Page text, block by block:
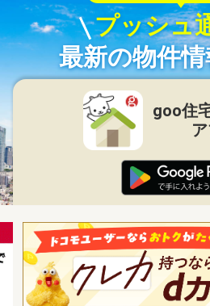
プッシュ
最新の物件
goo住